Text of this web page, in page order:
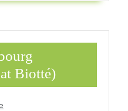
Biotté)